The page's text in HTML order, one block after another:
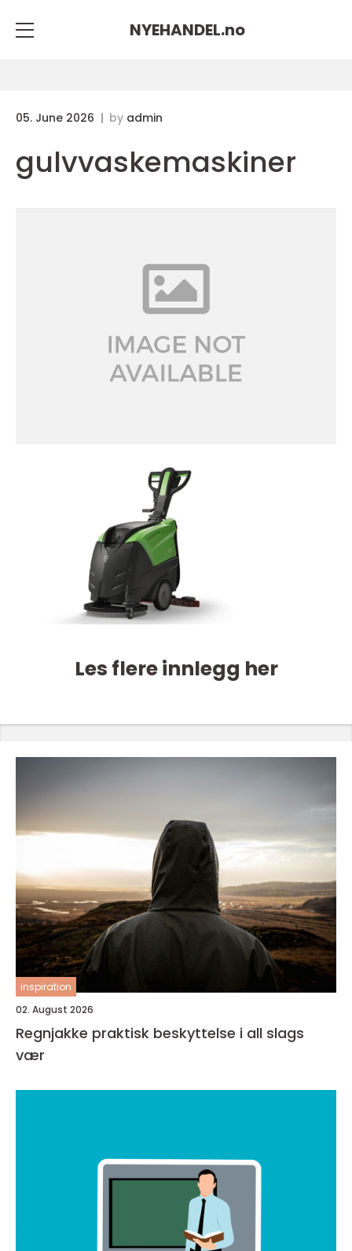
NYEHANDEL.no
05. June 2026 by admin
gulvvaskemaskiner
Les flere innlegg her
inspiration
02. August 2026
Regnjakke praktisk beskyttelse i all slags
vær